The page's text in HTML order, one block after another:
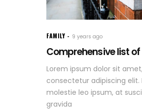
FAMILY 9 years ago
Comprehensive list of
Lorem ipsum dolor sit amet,
consectetur adipiscing elit.
molestie leo ipsum, at
gravida